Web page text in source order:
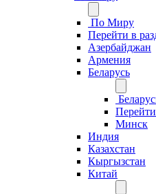
По Миру
Перейти в
Азербайджан
Армения
Беларусь
Перейти
Минск
Индия
Казахстан
Кыргызстан
Китай